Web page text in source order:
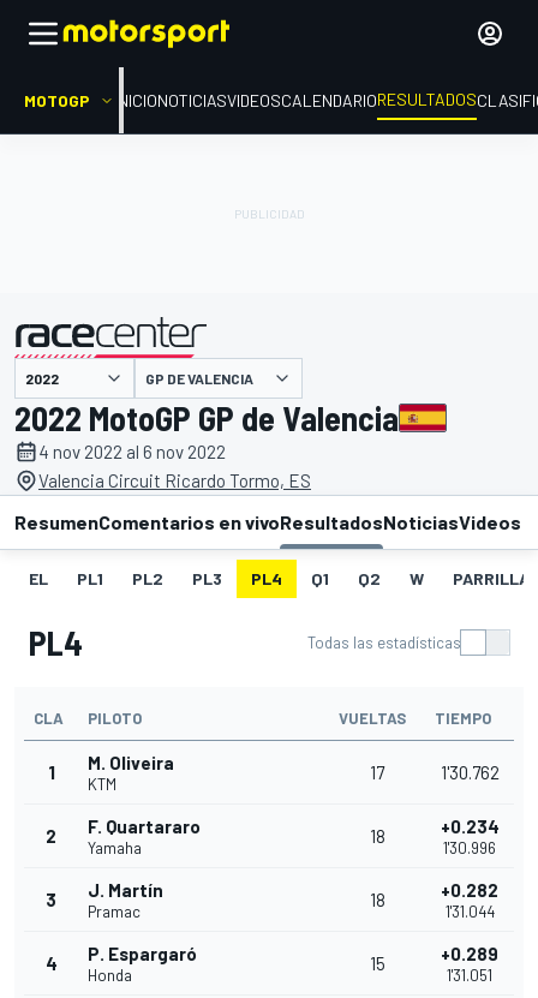
MOTOGP INICIONOTICIASVIDEOSCALENDARIORESULTADOS
presentado por GP DE VALENCIA
2022 MotoGP GP de Valencia
4 nov 2022 al 6 nov 2022
Valencia Circuit Ricardo Tormo, ES
ResumenComentarios en vivoResultadosNoticiasVideos
EL PL1 PL2 PL3 PL4 Q1 Q2 W PARRILLA
PL4 Todas las estadísticas
CLA PILOTO VUELTAS TIEMPO
1 M. Oliveira
KTM
17 1'30.762
2 F. Quartararo
Yamaha
18 +0.234
1'30.996
3 J. Martín
Pramac
18 +0.282
1'31.044
4 P. Espargaró
Honda
15 +0.289
1'31.051